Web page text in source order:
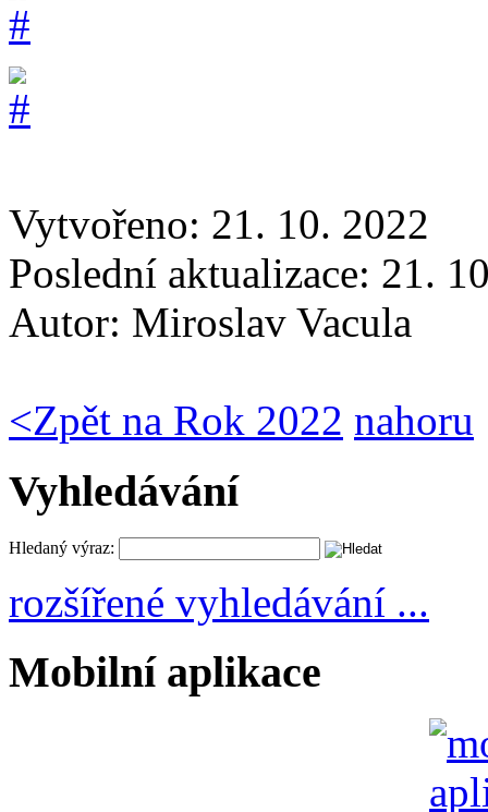
Vytvořeno: 21. 10. 2022
Poslední aktualizace: 21.
Autor: Miroslav Vacula
<Zpět na Rok 2022 nahoru
Vyhledávání
Hledaný výraz:
rozšířené vyhledávání ...
Mobilní aplikace